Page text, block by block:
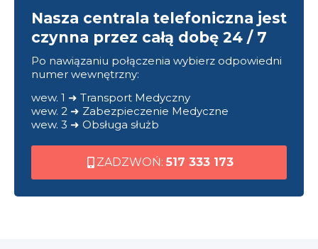
Nasza centrala telefoniczna jest
czynna przez całą dobę 24 / 7
Po nawiązaniu połączenia wybierz odpowiedni
numer wewnętrzny:
wew. 1 ➜ Transport Medyczny
wew. 2 ➜ Zabezpieczenie Medyczne
wew. 3 ➜ Obsługa służb
ZADZWOŃ: 517 333 173